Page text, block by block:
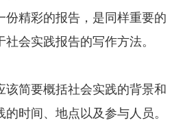
份精彩的报告，是同样重要的
会实践报告的写作方法。
该简要概括社会实践的背景和
时间、地点以及参与人员。